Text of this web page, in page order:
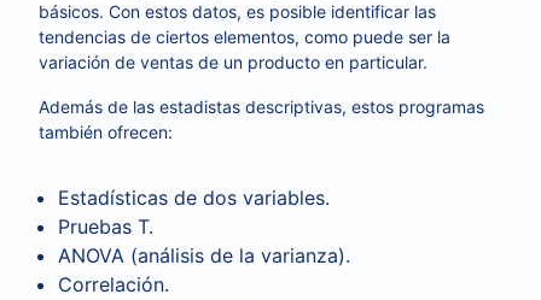
básicos. Con estos datos, es posible identificar las
tendencias de ciertos elementos, como puede ser la
variación de ventas de un producto en particular.
Además de las estadistas descriptivas, estos programas
también ofrecen:
Estadísticas de dos variables.
Pruebas T.
ANOVA (análisis de la varianza).
Correlación.